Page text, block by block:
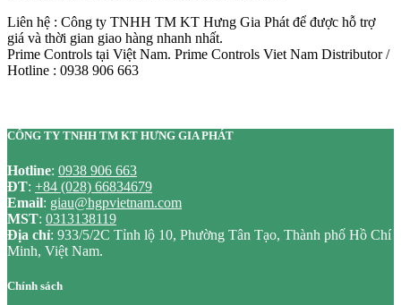
Liên hệ : Công ty TNHH TM KT Hưng Gia Phát để được hỗ trợ
giá và thời gian giao hàng nhanh nhất.
Prime Controls tại Việt Nam. Prime Controls Viet Nam Distributor /
Hotline : 0938 906 663
CÔNG TY TNHH TM KT HƯNG GIA PHÁT
Hotline: 0938 906 663
ĐT: +84 (028) 66834679
Email: giau@hgpvietnam.com
MST: 0313138119
Địa chỉ: 933/5/2C Tỉnh lộ 10, Phường Tân Tạo, Thành phố Hồ Chí
Minh, Việt Nam.
Chính sách